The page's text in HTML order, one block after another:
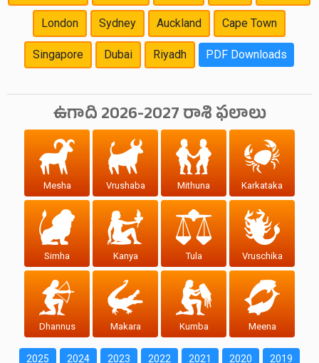
London Sydney Auckland Cape Town
Singapore Dubai Riyadh PDF Downloads
ఉగాది 2026-2027 రాశి ఫలాలు
Mesha Vrushaba Mithuna Karkataka
Simha Kanya Tula Vruschika
Dhannus Makara Kumba Meena
2025 2024 2023 2022 2021 2020 2019